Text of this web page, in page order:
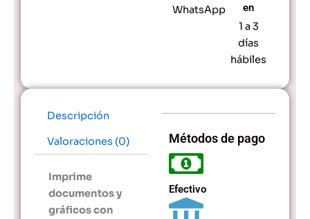
WhatsApp
en
1 a 3
días
hábiles
Descripción
Valoraciones (0)
Imprime
documentos y
gráficos con
Métodos de pago
Efectivo